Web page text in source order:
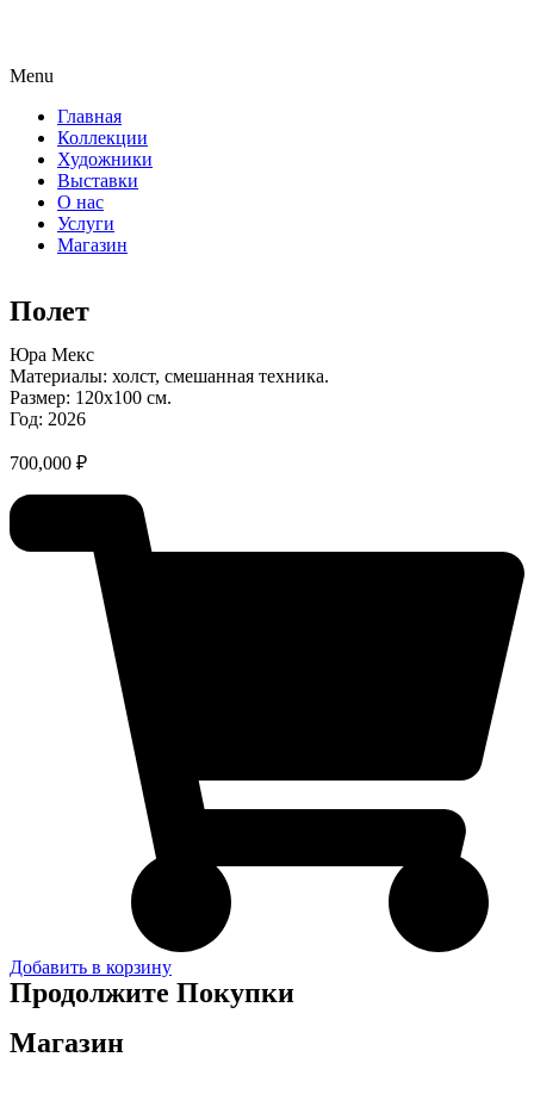
Menu
Главная
Коллекции
Художники
Выставки
О нас
Услуги
Магазин
Полет
Юра Мекс
Материалы: холст, смешанная техника.
Размер: 120х100 см.
Год: 2026
700,000 ₽
Добавить в корзину
Продолжите Покупки
Магазин